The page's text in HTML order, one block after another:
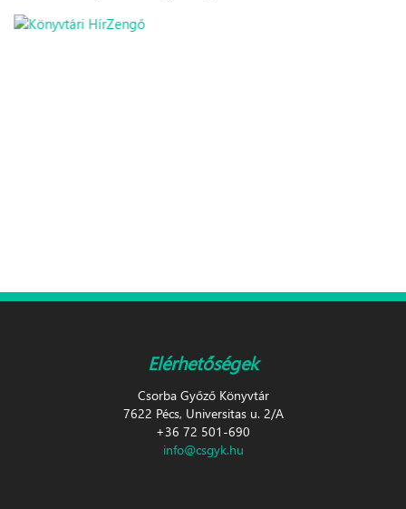
Elérhetőségek
Csorba Győző Könyvtár
7622 Pécs, Universitas u. 2/A
+36 72 501-690
info@csgyk.hu